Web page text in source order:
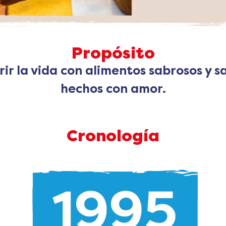
Propósito
la vida con alimentos sabrosos y
hechos con amor.
Cronología